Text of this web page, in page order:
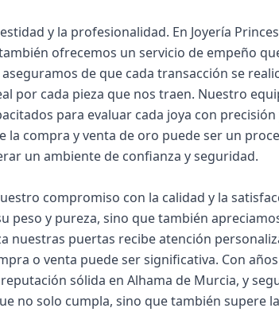
y la profesionalidad. En Joyería
ofrecemos un servicio de empeño
de que cada transacción se
por cada pieza que nos traen. Nuestro
para evaluar cada joya con precisión
la compra y venta de oro puede ser un
un ambiente de confianza y seguridad.
compromiso con la calidad y la
peso y pureza, sino que también
nuestras puertas recibe atención
o venta puede ser significativa. Con
sólida en Alhama de Murcia, y
no solo cumpla, sino que también supere